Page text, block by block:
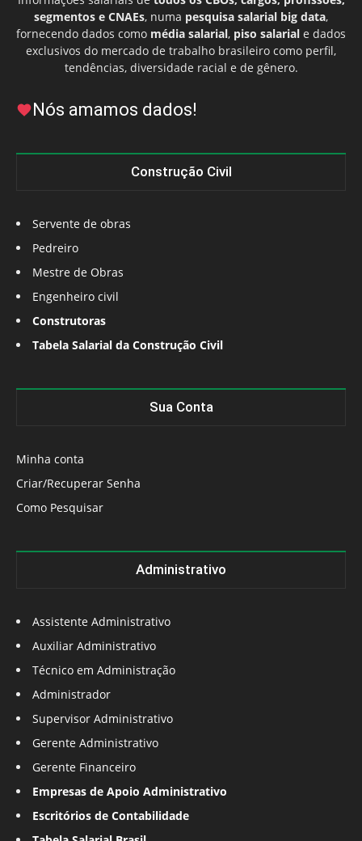
segmentos e CNAEs, numa pesquisa salarial big data,
fornecendo dados como média salarial, piso salarial e dados
exclusivos do mercado de trabalho brasileiro como perfil,
tendências, diversidade racial e de gênero.
Nós amamos dados!
Construção Civil
Servente de obras
Pedreiro
Mestre de Obras
Engenheiro civil
Construtoras
Tabela Salarial da Construção Civil
Sua Conta
Minha conta
Criar/Recuperar Senha
Como Pesquisar
Administrativo
Assistente Administrativo
Auxiliar Administrativo
Técnico em Administração
Administrador
Supervisor Administrativo
Gerente Administrativo
Gerente Financeiro
Empresas de Apoio Administrativo
Escritórios de Contabilidade